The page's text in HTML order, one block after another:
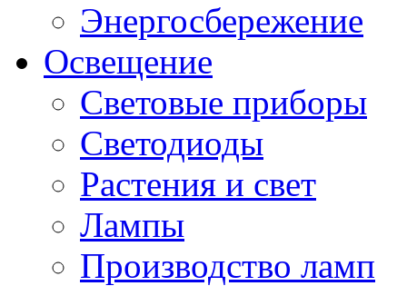
Энергосбережение
Освещение
Световые приборы
Светодиоды
Растения и свет
Лампы
Производство ламп